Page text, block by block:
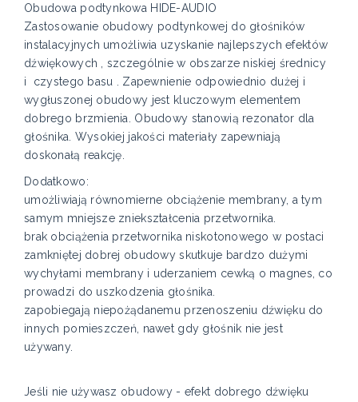
Obudowa podtynkowa HIDE-AUDIO
Zastosowanie obudowy podtynkowej do głośników
instalacyjnych umożliwia uzyskanie najlepszych efektów
dźwiękowych , szczególnie w obszarze niskiej średnicy
i czystego basu . Zapewnienie odpowiednio dużej i
wygłuszonej obudowy jest kluczowym elementem
dobrego brzmienia. Obudowy stanowią rezonator dla
głośnika. Wysokiej jakości materiały zapewniają
doskonałą reakcję.
Dodatkowo:
umożliwiają równomierne obciążenie membrany, a tym
samym mniejsze zniekształcenia przetwornika.
brak obciążenia przetwornika niskotonowego w postaci
zamkniętej dobrej obudowy skutkuje bardzo dużymi
wychyłami membrany i uderzaniem cewką o magnes, co
prowadzi do uszkodzenia głośnika.
zapobiegają niepożądanemu przenoszeniu dźwięku do
innych pomieszczeń, nawet gdy głośnik nie jest
używany.
Jeśli nie używasz obudowy - efekt dobrego dźwięku